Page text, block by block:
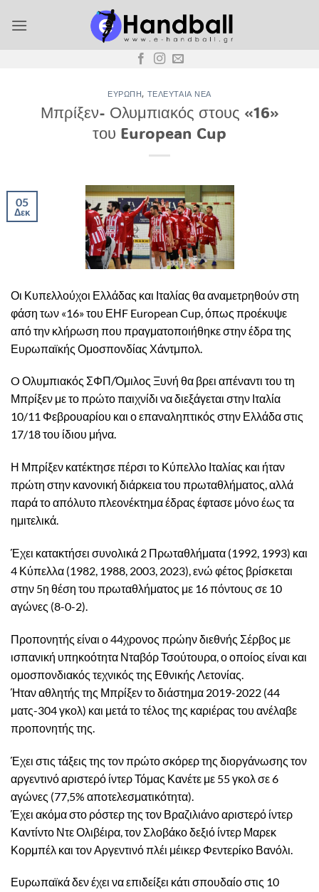
στο
ΕΥΡΏΠΗ, ΤΕΛΕΥΤΑΊΑ ΝΈΑ
Μπρίξεν- Ολυμπιακός στους «16»
του European Cup
05
Δεκ
Οι Κυπελλούχοι Ελλάδας και Ιταλίας θα αναμετρηθούν στη
φάση των «16» του ΕΗF European Cup, όπως προέκυψε
από την κλήρωση που πραγματοποιήθηκε στην έδρα της
Ευρωπαϊκής Ομοσπονδίας Χάντμπολ.
O Ολυμπιακός ΣΦΠ/Όμιλος Ξυνή θα βρει απέναντι του τη
Μπρίξεν με το πρώτο παιχνίδι να διεξάγεται στην Ιταλία
10/11 Φεβρουαρίου και ο επαναληπτικός στην Ελλάδα στις
17/18 του ίδιου μήνα.
Η Μπρίξεν κατέκτησε πέρσι το Κύπελλο Ιταλίας και ήταν
πρώτη στην κανονική διάρκεια του πρωταθλήματος, αλλά
παρά το απόλυτο πλεονέκτημα έδρας έφτασε μόνο έως τα
ημιτελικά.
Έχει κατακτήσει συνολικά 2 Πρωταθλήματα (1992, 1993) και
4 Κύπελλα (1982, 1988, 2003, 2023), ενώ φέτος βρίσκεται
στην 5η θέση του πρωταθλήματος με 16 πόντους σε 10
αγώνες (8-0-2).
Προπονητής είναι ο 44χρονος πρώην διεθνής Σέρβος με
ισπανική υπηκοότητα Νταβόρ Τσούτουρα, ο οποίος είναι και
ομοσπονδιακός τεχνικός της Εθνικής Λετονίας.
Ήταν αθλητής της Μπρίξεν το διάστημα 2019-2022 (44
ματς-304 γκολ) και μετά το τέλος της καριέρας του ανέλαβε
προπονητής της.
Έχει στις τάξεις της τον πρώτο σκόρερ της διοργάνωσης τον
αργεντινό αριστερό ίντερ Τόμας Κανέτε με 55 γκολ σε 6
αγώνες (77,5% αποτελεσματικότητα).
Έχει ακόμα στο ρόστερ της τον Βραζιλιάνο αριστερό ίντερ
Καντίντο Ντε Ολιβέιρα, τον Σλοβάκο δεξιό ίντερ Μαρεκ
Κορμπέλ και τον Αργεντινό πλέι μέικερ Φεντερίκο Βανόλι.
Ευρωπαϊκά δεν έχει να επιδείξει κάτι σπουδαίο στις 10